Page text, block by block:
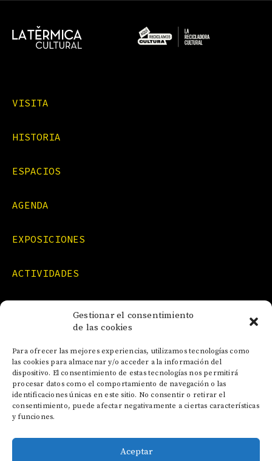
Gestionar el consentimiento
de las cookies
Para ofrecer las mejores experiencias, utilizamos tecnologías como
las cookies para almacenar y/o acceder a la información del
dispositivo. El consentimiento de estas tecnologías nos permitirá
procesar datos como el comportamiento de navegación o las
identificaciones únicas en este sitio. No consentir o retirar el
consentimiento, puede afectar negativamente a ciertas características
y funciones.
Aceptar
VISITA
HISTORIA
ESPACIOS
AGENDA
EXPOSICIONES
ACTIVIDADES
CONTACTO